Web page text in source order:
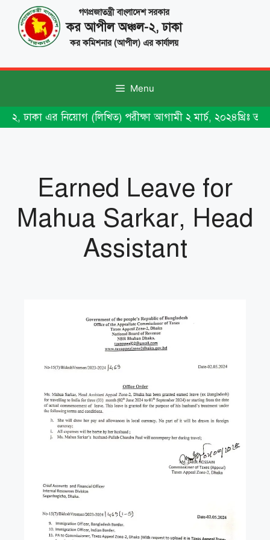
content
গণপ্রজাতন্ত্রী বাংলাদেশ সরকার
কর আপীল অঞ্চল-২, ঢাকা
কর কমিশনার (আপীল) এর কার্যালয়
Menu
ঢাকা এর নিয়োগ (লিখিত) পরীক্ষা আগামী ২ মার্চ, ২০২৪খ্রিঃ
Earned Leave for
Mahua Sarkar, Head
Assistant